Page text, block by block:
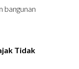
bangunan
Tidak